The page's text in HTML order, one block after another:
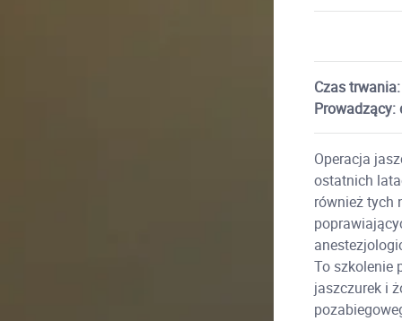
Czas
Prowadzący:
Operacja
ostatnich
również tych
To szkolenie
jaszczurek i